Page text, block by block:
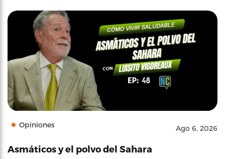
Opiniones Ago 6, 2026
Asmáticos y el polvo del Sahara